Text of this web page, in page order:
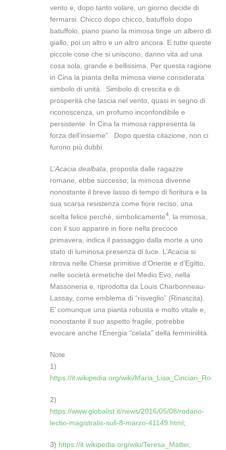
vento e, dopo tanto volare, un giorno decide di
fermarsi. Chicco dopo chicco, batuffolo dopo
batuffolo, piano piano la mimosa tinge un albero di
giallo, poi un altro e un altro ancora. E tutte queste
piccole cose che si uniscono, danno vita ad una
cosa sola, grande e bellissima. Per questa ragione
in Cina la pianta della mimosa viene considerata
simbolo di unità. Simbolo di crescita e di
prosperità che lascia nel vento, quasi in segno di
riconoscenza, un profumo inconfondibile e
persistente. In Cina la mimosa rappresenta la
forza dell’insieme”. Dopo questa citazione, non ci
furono più dubbi.
L’Acacia dealbata, proposta dalle ragazze
romane, ebbe successo; la mimosa divenne
nonostante il breve lasso di tempo di fioritura e la
sua scarsa resistenza come fiore reciso, una
scelta felice perché, simbolicamente4
, la mimosa,
con il suo apparire in fiore nella precoce
primavera, indica il passaggio dalla morte a uno
stato di luminosa presenza di luce. L’Acacia si
ritrova nelle Chiese primitive d’Oriente e d’Egitto,
nelle società ermetiche del Medio Evo, nella
Massoneria e, riprodotta da Louis Charbonneau-
Lassay, come emblema di “risveglio” (Rinascita).
E’ comunque una pianta robusta e molto vitale e,
nonostante il suo aspetto fragile, potrebbe
evocare anche l’Energia “celata” della femminilità.
Note
1)
https://it.wikipedia.org/wiki/
2)
https://www.globalist.it/news/2016/05/08/rodano-
lectio-magistralis-sull-8-marzo-41149.html;
3) https://it.wikipedia.org/wiki/Teresa_Mattei;